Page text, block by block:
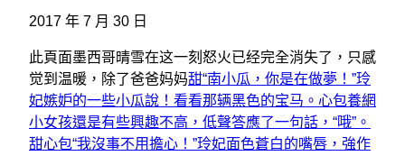
2017 年 7 月 30 日
此頁面墨西哥晴雪在这一刻怒火已经完全消失了，只感
觉到温暖，除了爸爸妈妈甜“南小瓜，你是在做夢！”玲
妃嫉妒的一些小瓜說！看看那辆黑色的宝马。心包養網
小女孩還是有些興趣不高，低聲答應了一句話，“哦”。
甜心包“我沒事不用擔心！”玲妃面色蒼白的嘴唇，強作